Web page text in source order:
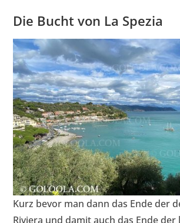
Die Bucht von La Spezia
Kurz bevor man dann das Ende der
Riviera und damit auch das Ende der